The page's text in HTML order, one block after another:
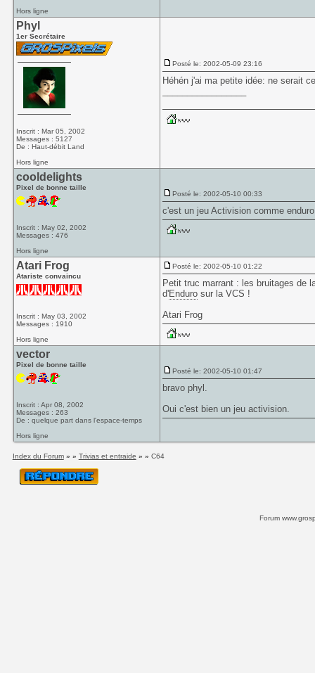
Hors ligne
Phyl
1er Secrétaire
Inscrit : Mar 05, 2002
Messages : 5127
De : Haut-débit Land
Hors ligne
Posté le: 2002-05-09 23:16
Héhén j'ai ma petite idée: ne serait
cooldelights
Pixel de bonne taille
Inscrit : May 02, 2002
Messages : 476
Hors ligne
Posté le: 2002-05-10 00:33
c'est un jeu Activision commeenduro
Atari Frog
Atariste convaincu
Inscrit : May 03, 2002
Messages : 1910
Hors ligne
Posté le: 2002-05-10 01:22
Petit truc marrant : les bruitages de
d'Enduro sur la VCS !
Atari Frog
vector
Pixel de bonne taille
Inscrit : Apr 08, 2002
Messages : 263
De : quelque part dans l'espace-temps
Hors ligne
Posté le: 2002-05-10 01:47
bravo phyl.
Oui c'est bien un jeu activision.
Index du Forum» » Trivias et entraide » » C64
Forum